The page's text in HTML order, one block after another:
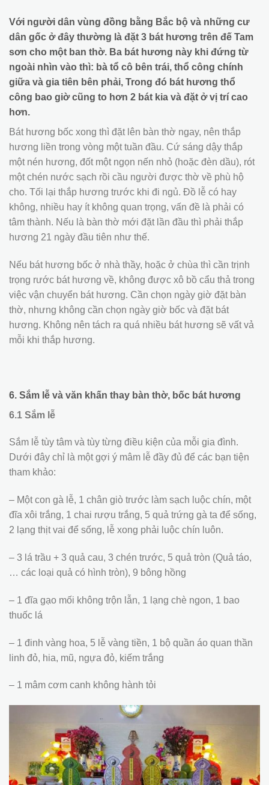
Với người dân vùng đồng bằng Bắc bộ và những cư
dân gốc ở đây thường là đặt 3 bát hương trên đế Tam
sơn cho một ban thờ. Ba bát hương này khi đứng từ
ngoài nhìn vào thì: bà tổ cô bên trái, thổ công chính
giữa và gia tiên bên phải, Trong đó bát hương thổ
công bao giờ cũng to hơn 2 bát kia và đặt ở vị trí cao
hơn.
Bát hương bốc xong thì đặt lên bàn thờ ngay, nên thắp
hương liền trong vòng một tuần đầu. Cứ sáng dậy thắp
một nén hương, đốt một ngọn nến nhỏ (hoặc đèn dầu), rót
một chén nước sạch rồi cầu người được thờ về phù hộ
cho. Tối lại thắp hương trước khi đi ngủ. Đồ lễ có hay
không, nhiều hay ít không quan trọng, vấn đề là phải có
tâm thành. Nếu là bàn thờ mới đặt lần đầu thì phải thắp
hương 21 ngày đầu tiên như thế.
Nếu bát hương bốc ở nhà thầy, hoặc ở chùa thì cần trịnh
trọng rước bát hương về, không được xô bồ cẩu thả trong
việc vận chuyển bát hương. Cần chọn ngày giờ đặt bàn
thờ, nhưng không cần chọn ngày giờ bốc và đặt bát
hương. Không nên tách ra quá nhiều bát hương sẽ vất vả
mỗi khi thắp hương.
6. Sắm lễ và văn khấn thay bàn thờ, bốc bát hương
6.1 Sắm lễ
Sắm lễ tùy tâm và tùy từng điều kiện của mỗi gia đình.
Dưới đây chỉ là một gợi ý mâm lễ đầy đủ để các bạn tiện
tham khảo:
– Một con gà lễ, 1 chân giò trước làm sạch luộc chín, một
đĩa xôi trắng, 1 chai rượu trắng, 5 quả trứng gà ta để sống,
2 lạng thịt vai để sống, lễ xong phải luộc chín luôn.
– 3 lá trầu + 3 quả cau, 3 chén trước, 5 quả tròn (Quả táo,
… các loại quả có hình tròn), 9 bông hồng
– 1 đĩa gạo mối không trộn lẫn, 1 lạng chè ngon, 1 bao
thuốc lá
– 1 đinh vàng hoa, 5 lễ vàng tiền, 1 bộ quần áo quan thần
linh đỏ, hia, mũ, ngựa đỏ, kiếm trắng
– 1 mâm cơm canh không hành tỏi